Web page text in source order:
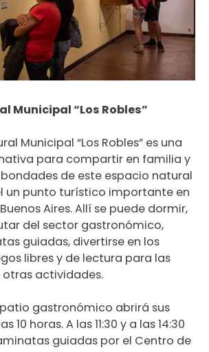
Municipal “Los Robles”
Municipal “Los Robles” es una
para compartir en familia y
de este espacio natural
un punto turístico importante en
Aires. Allí se puede dormir,
del sector gastronómico,
guiadas, divertirse en los
libres y de lectura para las
otras actividades.
patio gastronómico abrirá sus
10 horas. A las 11:30 y a las 14:30
guiadas por el Centro de